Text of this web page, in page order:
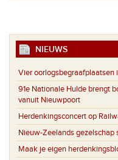
NIEUWS
Vier oorlogsbegraafplaatsen
91e Nationale Hulde brengt
vanuit Nieuwpoort
Herdenkingsconcert op
Nieuw-Zeelands gezelschap
Maak je eigen